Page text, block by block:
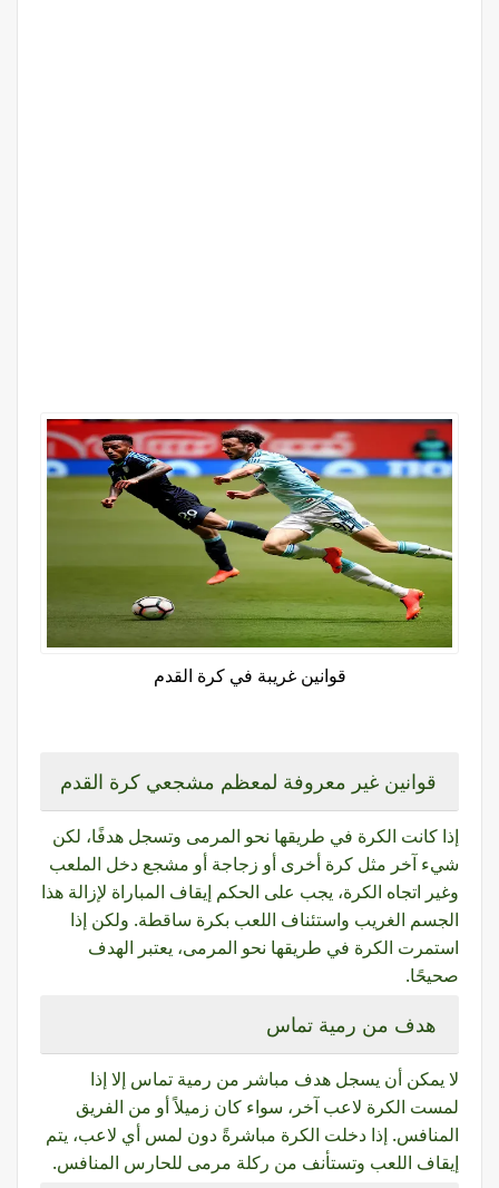
قوانين غريبة في كرة القدم
قوانين غير معروفة لمعظم مشجعي كرة القدم
إذا كانت الكرة في طريقها نحو المرمى وتسجل هدفًا، لكن
شيء آخر مثل كرة أخرى أو زجاجة أو مشجع دخل الملعب
وغير اتجاه الكرة، يجب على الحكم إيقاف المباراة لإزالة هذا
الجسم الغريب واستئناف اللعب بكرة ساقطة. ولكن إذا
استمرت الكرة في طريقها نحو المرمى، يعتبر الهدف
صحيحًا.
هدف من رمية تماس
لا يمكن أن يسجل هدف مباشر من رمية تماس إلا إذا
لمست الكرة لاعب آخر، سواء كان زميلاً أو من الفريق
المنافس. إذا دخلت الكرة مباشرةً دون لمس أي لاعب، يتم
إيقاف اللعب وتستأنف من ركلة مرمى للحارس المنافس.